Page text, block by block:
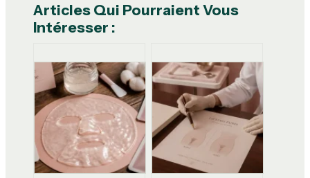
Articles Qui Pourraient Vous
Intéresser :